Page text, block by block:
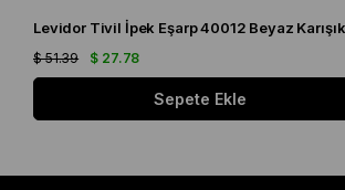
$ 27.78
$ 51.39
Sepete Ekle